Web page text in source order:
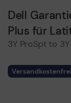
Dell
Plus für
3Y ProSpt to